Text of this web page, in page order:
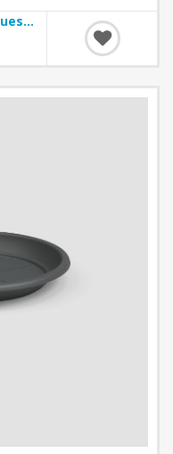
1,10 € incl impuestos